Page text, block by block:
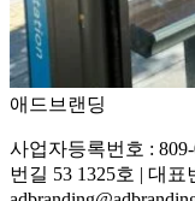
애드브랜딩
사업자등록번호 :
번길 53 1325호 | 대표